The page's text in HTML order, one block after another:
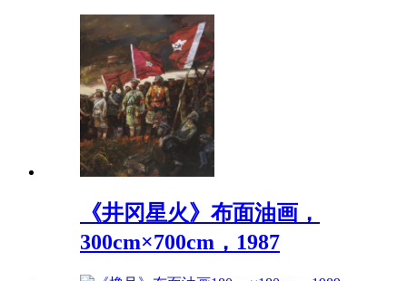
《井冈星火》布面油画，
300cm×700cm，1987